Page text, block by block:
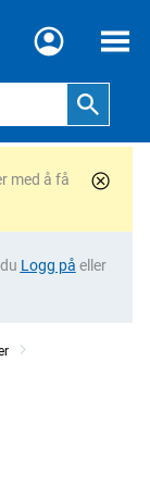
Meny
med å få
Logg på eller